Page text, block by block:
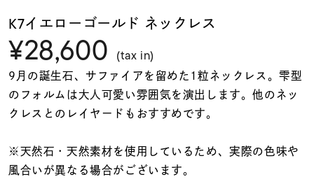
ファッションテイス
ト
着用シーン
コレクション
K7イエローゴールド ネックレス
¥28,600 (tax in)
9月の誕生石、サファイアを留めた1粒ネックレス。雫型
のフォルムは大人可愛い雰囲気を演出します。他のネッ
クレスとのレイヤードもおすすめです。
※天然石・天然素材を使用しているため、実際の色味や
風合いが異なる場合がございます。